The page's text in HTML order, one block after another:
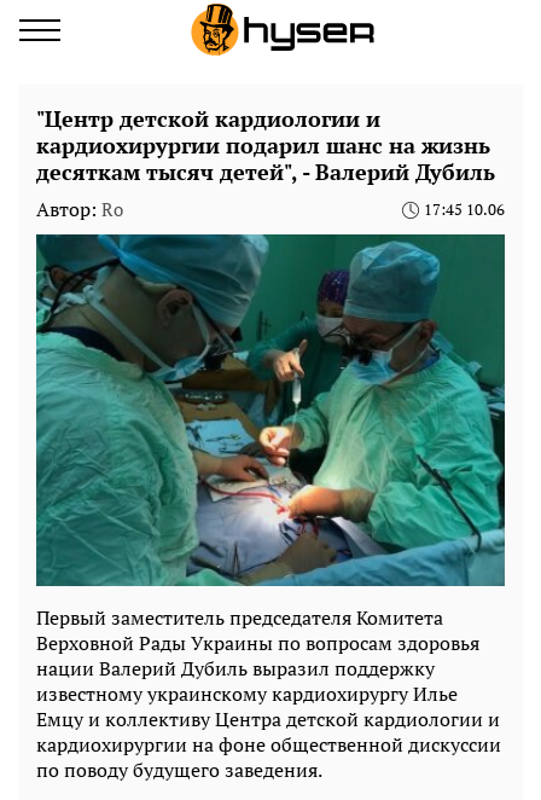
"Центр детской кардиологии и
кардиохирургии подарил шанс на жизнь
десяткам тысяч детей", - Валерий Дубиль
Автор: Ro 17:45 10.06
Первый заместитель председателя Комитета
Верховной Рады Украины по вопросам здоровья
нации Валерий Дубиль выразил поддержку
известному украинскому кардиохирургу Илье
Емцу и коллективу Центра детской кардиологии и
кардиохирургии на фоне общественной дискуссии
по поводу будущего заведения.